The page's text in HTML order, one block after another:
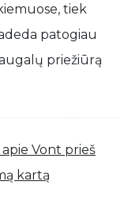
tiek
patogiau
priežiūrą
Vont prieš
kartą